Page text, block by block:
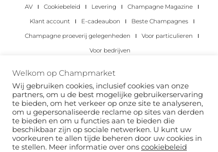
AV
Cookiebeleid Levering
Champagne Magazine
Klant account
E-cadeaubon
Beste Champagnes
Champagne proeverij gelegenheden
Voor particulieren
Voor bedrijven
Copyright 2022 © alle rechten voorbehouden.
Welkom op Champmarket
Wij gebruiken cookies, inclusief cookies van onze
partners, om u de best mogelijke gebruikerservaring
te bieden, om het verkeer op onze site te analyseren,
om u gepersonaliseerde reclame op sites van derden
te bieden en om u functies aan te bieden die
beschikbaar zijn op sociale netwerken. U kunt uw
voorkeuren te allen tijde beheren door uw cookies in
te stellen. Meer informatie over ons cookiebeleid